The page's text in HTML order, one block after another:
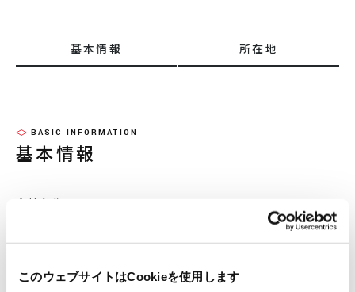
このウェブサイトはCookieを使用します
基本情報 所在地
BASIC INFORMATION
基本情報
会社名称
RYOSHO U.S.A., INC. DETROIT OFFICE